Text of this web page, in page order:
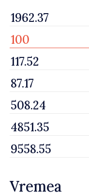
Vremea